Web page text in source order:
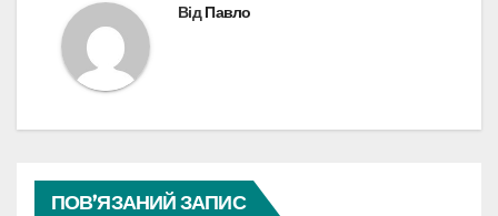
ВідПавло
ПОВ’ЯЗАНИЙ ЗАПИС